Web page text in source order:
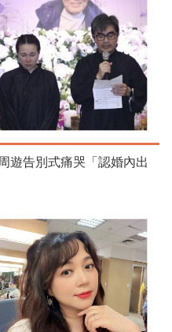
遊告別式痛哭「認婚內出